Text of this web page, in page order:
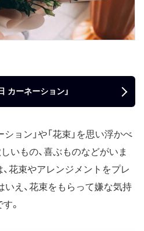
カーネーション」
ョン」や「花束」を思い浮かべ
いもの、喜ぶものなどがいま
花束やアレンジメントをプレ
いえ、花束をもらって嫌な気持
。